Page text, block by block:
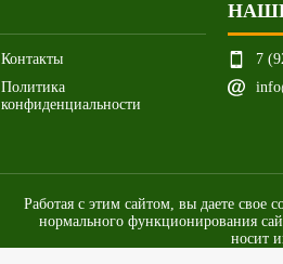
Контакты
Политика
конфиденциальности
7
Работая с этим сайтом, вы даете свое
нормального функционирования
носит